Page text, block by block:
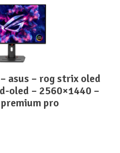
oled – 2560×1440 –
pro